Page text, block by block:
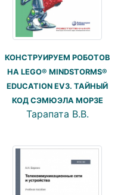
КОНСТРУИРУЕМ РОБОТОВ
НА LEGO® MINDSTORMS®
EDUCATION EV3. ТАЙНЫЙ
КОД СЭМЮЭЛА МОРЗЕ
Тарапата В.В.